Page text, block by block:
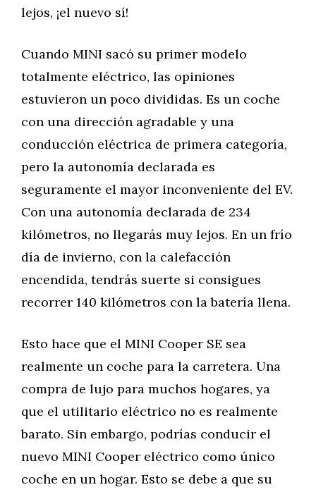
lejos, ¡el nuevo sí!
Cuando MINI sacó su primer modelo
totalmente eléctrico, las opiniones
estuvieron un poco divididas. Es un coche
con una dirección agradable y una
conducción eléctrica de primera categoría,
pero la autonomía declarada es
seguramente el mayor inconveniente del EV.
Con una autonomía declarada de 234
kilómetros, no llegarás muy lejos. En un frío
día de invierno, con la calefacción
encendida, tendrás suerte si consigues
recorrer 140 kilómetros con la batería llena.
Esto hace que el MINI Cooper SE sea
realmente un coche para la carretera. Una
compra de lujo para muchos hogares, ya
que el utilitario eléctrico no es realmente
barato. Sin embargo, podrías conducir el
nuevo MINI Cooper eléctrico como único
coche en un hogar. Esto se debe a que su